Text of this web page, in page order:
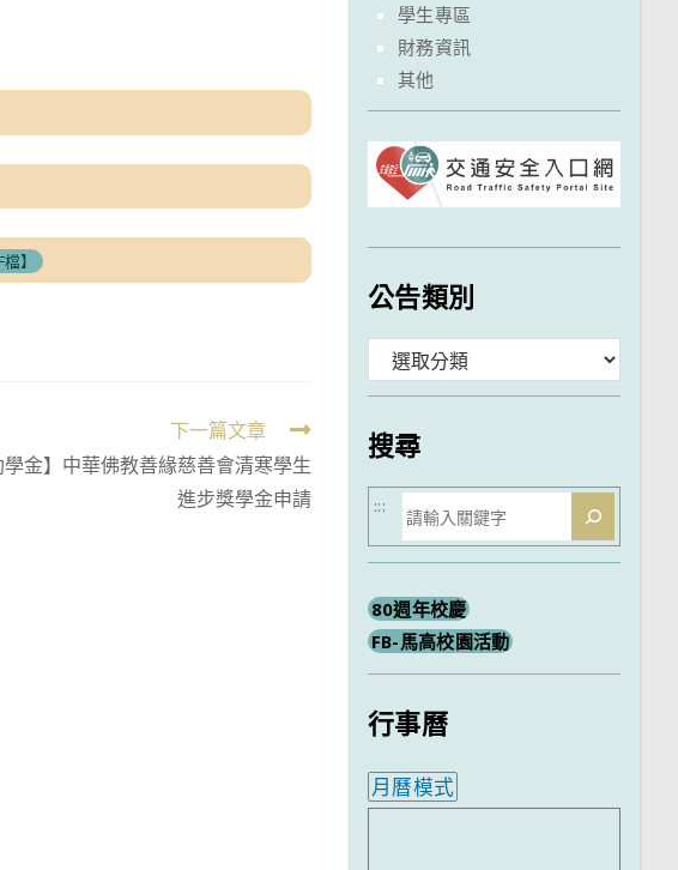
】
下一篇文章
學金】中華佛教善緣慈善會清寒學生
進步獎學金申請
學生專區
財務資訊
其他
公告類別
類
搜尋
搜
尋
:::
80週年校慶
FB-馬高校園活動
行事曆
月曆模式